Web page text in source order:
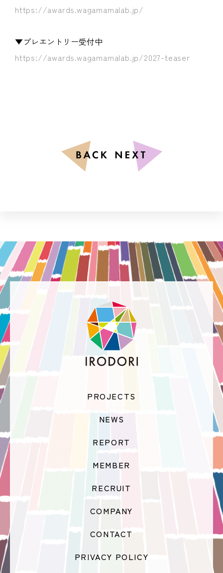
https://awards.wagamamalab.jp/
▼プレエントリー受付中
https://awards.wagamamalab.jp/2027-teaser
PROJECTS
NEWS
REPORT
MEMBER
RECRUIT
COMPANY
CONTACT
PRIVACY POLICY